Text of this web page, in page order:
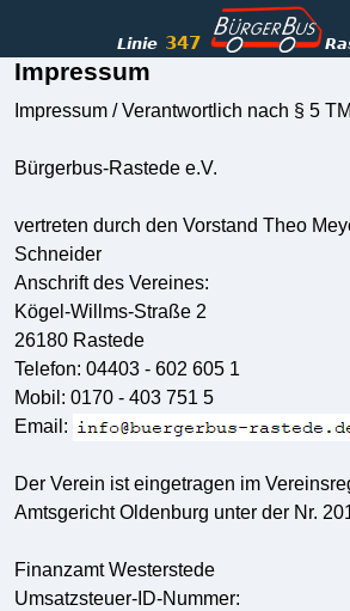
Impressum
Impressum / Verantwortlich nach § 5
Bürgerbus-Rastede e.V.
vertreten durch den Vorstand Theo
Schneider
Anschrift des Vereines:
Kögel-Willms-Straße 2
26180 Rastede
Telefon: 04403 - 602 605 1
Mobil: 0170 - 403 751 5
Email:
Der Verein ist eingetragen im
Amtsgericht Oldenburg unter der Nr.
Finanzamt Westerstede
Umsatzsteuer-ID-Nummer: